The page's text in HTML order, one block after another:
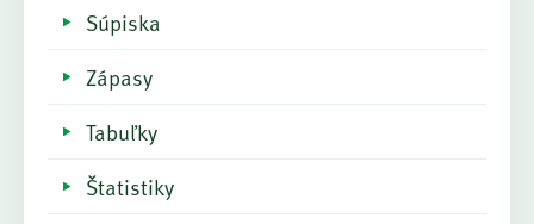
Súpiska
Zápasy
Tabuľky
Štatistiky